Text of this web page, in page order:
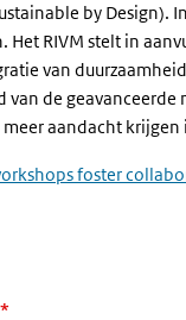
by Design).
Het RIVM stelt in
van
de
aandacht
foster
*